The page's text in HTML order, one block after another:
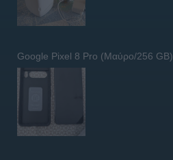
Google Pixel 8 Pro (Μαύρο/256 GB)